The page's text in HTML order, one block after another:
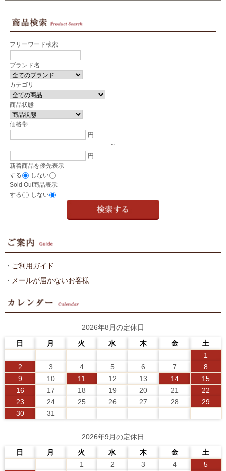
フリーワード検索
ブランド名
カテゴリ
商品状態
価格帯
円
~
円
新着商品を優先表示
する
しない
Sold Out商品表示
する
しない
・ ご利用ガイド
・ メールが届かないお客様
2026年8月の定休日
日
月 火 水 木 金
土
1
2
3 4 5 6 7
8
9
10 11 12 13 14
15
16
17 18 19 20 21
22
23
24 25 26 27 28
29
30
31
2026年9月の定休日
日
月 火 水 木 金
土
1
2 3 4
5